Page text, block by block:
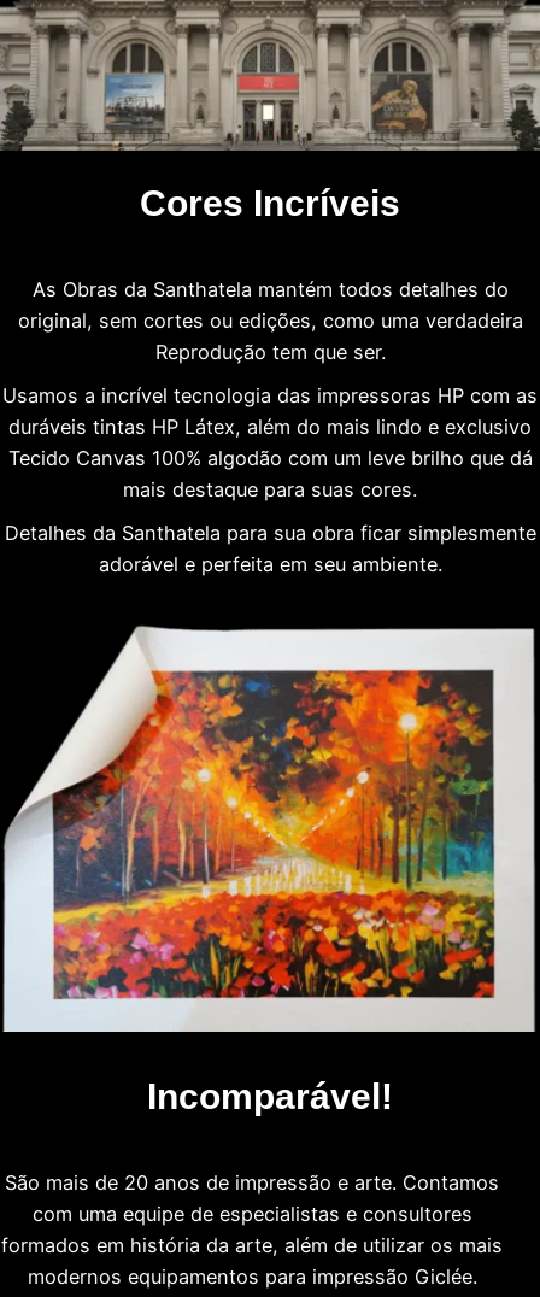
Cores Incríveis
As Obras da Santhatela mantém todos detalhes do
original, sem cortes ou edições, como uma verdadeira
Reprodução tem que ser.
Usamos a incrível tecnologia das impressoras HP com as
duráveis tintas HP Látex, além do mais lindo e exclusivo
Tecido Canvas 100% algodão com um leve brilho que dá
mais destaque para suas cores.
Detalhes da Santhatela para sua obra ficar simplesmente
adorável e perfeita em seu ambiente.
Incomparável!
São mais de 20 anos de impressão e arte. Contamos
com uma equipe de especialistas e consultores
formados em história da arte, além de utilizar os mais
modernos equipamentos para impressão Giclée.